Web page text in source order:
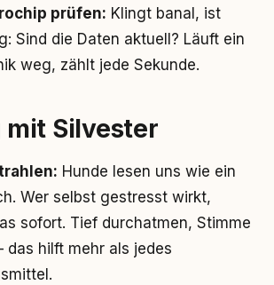
prüfen: Klingt banal, ist
Sind die Daten aktuell? Läuft ein
weg, zählt jede Sekunde.
mit Silvester
Hunde lesen uns wie ein
Wer selbst gestresst wirkt,
sofort. Tief durchatmen, Stimme
das hilft mehr als jedes